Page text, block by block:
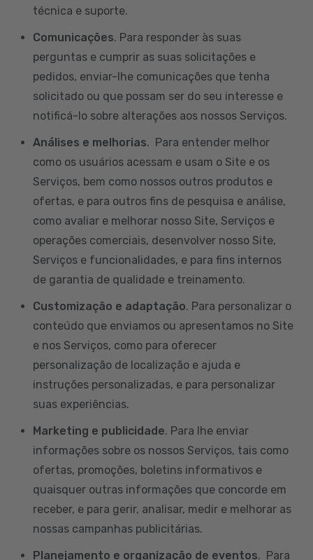
técnica e suporte.
Comunicações. Para responder às suas
perguntas e cumprir as suas solicitações e
pedidos, enviar-lhe comunicações que tenha
solicitado ou que possam ser do seu interesse e
notificá-lo sobre alterações aos nossos Serviços.
Análises e melhorias. Para entender melhor
como os usuários acessam e usam o Site e os
Serviços, bem como nossos outros produtos e
ofertas, e para outros fins de pesquisa e análise,
como avaliar e melhorar nosso Site, Serviços e
operações comerciais, desenvolver nosso Site,
Serviços e funcionalidades, e para fins internos
de garantia de qualidade e treinamento.
Customização e adaptação. Para personalizar o
conteúdo que enviamos ou apresentamos no Site
e nos Serviços, como para oferecer
personalização de localização e ajuda e
instruções personalizadas, e para personalizar
suas experiências.
Marketing e publicidade. Para lhe enviar
informações sobre os nossos Serviços, tais como
ofertas, promoções, boletins informativos e
quaisquer outras informações que concorde em
receber, e para gerir, analisar, medir e melhorar as
nossas campanhas publicitárias.
Planejamento e organização de eventos. Para